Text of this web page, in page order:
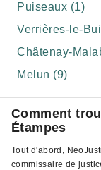
Puiseaux (1)
Verrières-le-
Châtenay-
Melun (9)
Comment
Étampes
Tout d'abord,
commissaire de